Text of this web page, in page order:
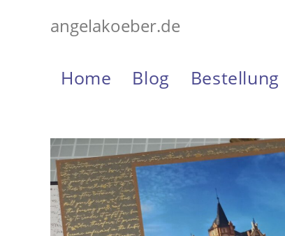
angelakoeber.de
Home Blog Bestellung